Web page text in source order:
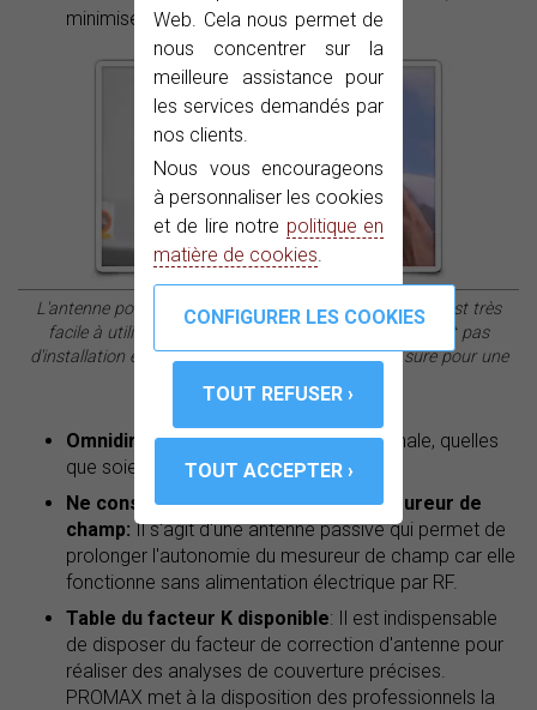
Web. Cela nous permet de
nous concentrer sur la
meilleure assistance pour
les services demandés par
nos clients.
Nous vous encourageons
à personnaliser les cookies
et de lire notre politique en
matière de cookies.
minimise tout risque pour la circulation.
L'antenne pour l'analyse de la couverture de PROMAX est très
facile à utiliser : elle se fixe avec un aimant, ne requiert pas
d'installation et sa taille est réduite, ce qui la rend sûre pour une
Omnidirectionnel: Une réception optimale, quelles
que soient les circonstances.
Ne consomme pas la batterie du mesureur de
champ: Il s'agit d'une antenne passive qui permet de
prolonger l'autonomie du mesureur de champ car elle
fonctionne sans alimentation électrique par RF.
Table du facteur K disponible: Il est indispensable
de disposer du facteur de correction d'antenne pour
réaliser des analyses de couverture précises.
PROMAX met à la disposition des professionnels la